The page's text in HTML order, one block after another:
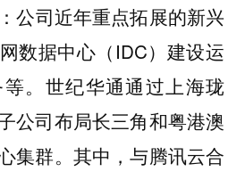
公司近年重点拓展的新兴
数据中心（IDC）建设运
。世纪华通通过上海珑
公司布局长三角和粤港澳
集群。其中，与腾讯云合